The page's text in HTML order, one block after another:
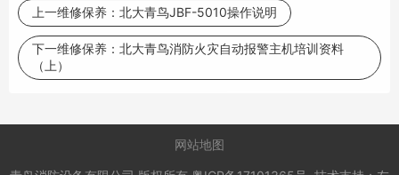
上一维修保养： 北大青鸟JBF-5010操作说明
下一维修保养： 北大青鸟消防火灾自动报警主机培训资料
（上）
网站地图